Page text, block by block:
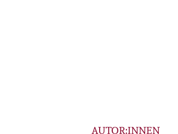
AUTOR:INNEN